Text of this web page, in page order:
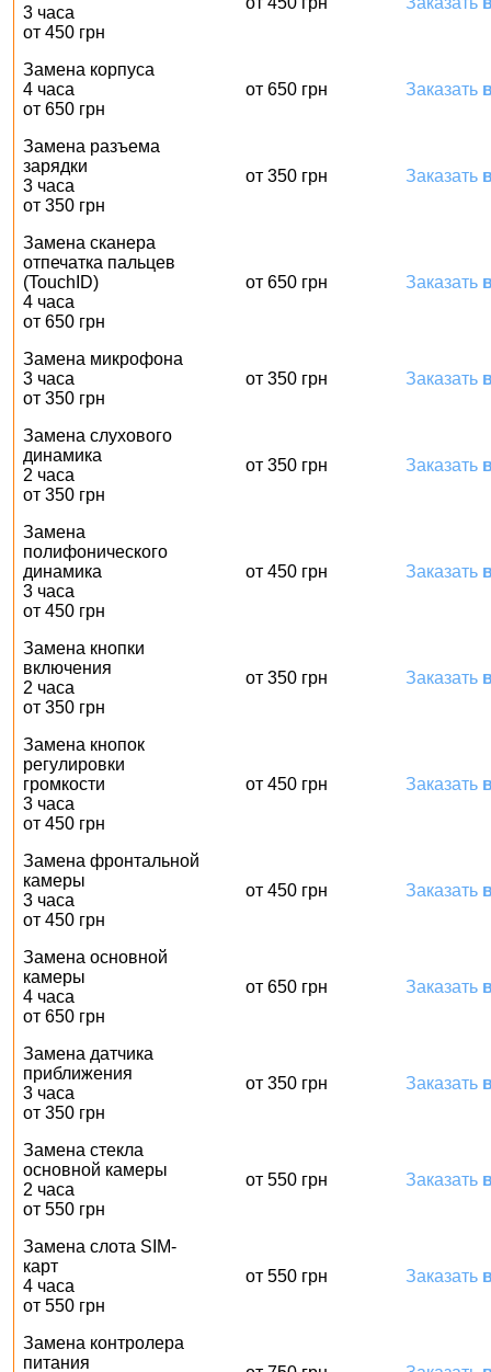
3 часа
от 450 грн
Замена корпуса
4 часа
от 650 грн
от 650 грн Заказать
Замена разъема
зарядки
3 часа
от 350 грн
от 350 грн Заказать
Замена сканера
отпечатка пальцев
(TouchID)
4 часа
от 650 грн
от 650 грн Заказать
Замена микрофона
3 часа
от 350 грн
от 350 грн Заказать
Замена слухового
динамика
2 часа
от 350 грн
от 350 грн Заказать
Замена
полифонического
динамика
3 часа
от 450 грн
от 450 грн Заказать
Замена кнопки
включения
2 часа
от 350 грн
от 350 грн Заказать
Замена кнопок
регулировки
громкости
3 часа
от 450 грн
от 450 грн Заказать
Замена фронтальной
камеры
3 часа
от 450 грн
от 450 грн Заказать
Замена основной
камеры
4 часа
от 650 грн
от 650 грн Заказать
Замена датчика
приближения
3 часа
от 350 грн
от 350 грн Заказать
Замена стекла
основной камеры
2 часа
от 550 грн
от 550 грн Заказать
Замена слота SIM-
карт
4 часа
от 550 грн
от 550 грн Заказать
Замена контролера
питания